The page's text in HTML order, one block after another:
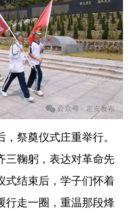
祭奠仪式庄重举行。
三鞠躬，表达对革命先
式结束后，学子们怀着
行走一圈，重温那段烽